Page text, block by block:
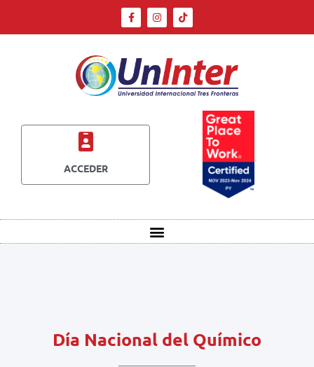
ACCEDER
Día Nacional del Químico